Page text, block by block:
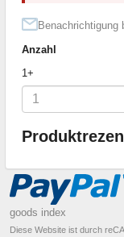
Benachrichtigung
Anzahl
1+
goods index
Diese Website ist durch